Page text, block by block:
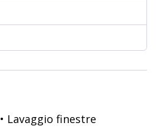
• Lavaggio finestre